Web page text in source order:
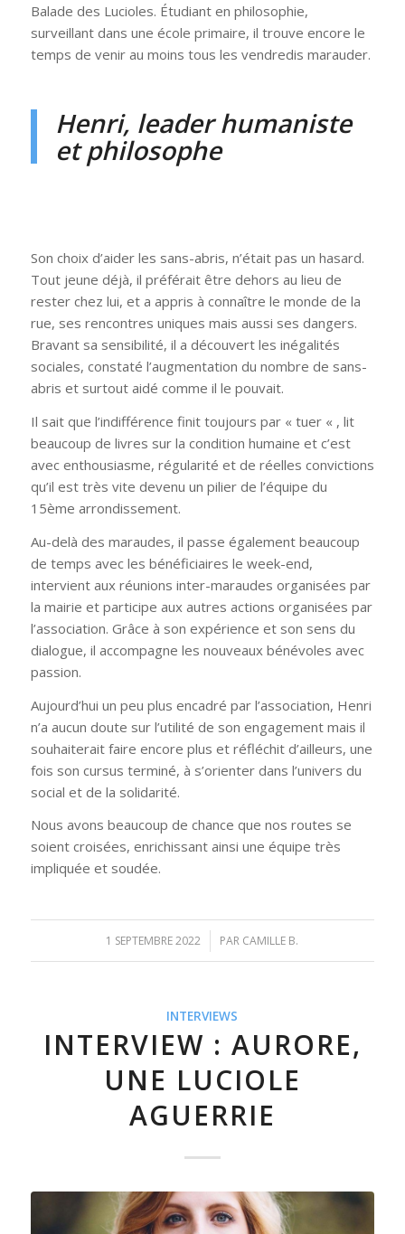
Balade des Lucioles. Étudiant en philosophie,
surveillant dans une école primaire, il trouve encore le
temps de venir au moins tous les vendredis marauder.
Henri, leader humaniste
et philosophe
Son choix d’aider les sans-abris, n’était pas un hasard.
Tout jeune déjà, il préférait être dehors au lieu de
rester chez lui, et a appris à connaître le monde de la
rue, ses rencontres uniques mais aussi ses dangers.
Bravant sa sensibilité, il a découvert les inégalités
sociales, constaté l’augmentation du nombre de sans-
abris et surtout aidé comme il le pouvait.
Il sait que l’indifférence finit toujours par « tuer « , lit
beaucoup de livres sur la condition humaine et c’est
avec enthousiasme, régularité et de réelles convictions
qu’il est très vite devenu un pilier de l’équipe du
15ème arrondissement.
Au-delà des maraudes, il passe également beaucoup
de temps avec les bénéficiaires le week-end,
intervient aux réunions inter-maraudes organisées par
la mairie et participe aux autres actions organisées par
l’association. Grâce à son expérience et son sens du
dialogue, il accompagne les nouveaux bénévoles avec
passion.
Aujourd’hui un peu plus encadré par l’association, Henri
n’a aucun doute sur l’utilité de son engagement mais il
souhaiterait faire encore plus et réfléchit d’ailleurs, une
fois son cursus terminé, à s’orienter dans l’univers du
social et de la solidarité.
Nous avons beaucoup de chance que nos routes se
soient croisées, enrichissant ainsi une équipe très
impliquée et soudée.
1 SEPTEMBRE 2022
/ PAR CAMILLE B.
INTERVIEWS
INTERVIEW : AURORE,
UNE LUCIOLE
AGUERRIE